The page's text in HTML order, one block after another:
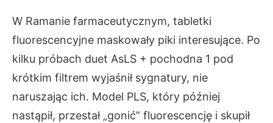
W Ramanie farmaceutycznym, tabletki
fluorescencyjne maskowały piki interesujące. Po
kilku próbach duet AsLS + pochodna 1 pod
krótkim filtrem wyjaśnił sygnatury, nie
naruszając ich. Model PLS, który później
nastąpił, przestał „gonić” fluorescencję i skupił